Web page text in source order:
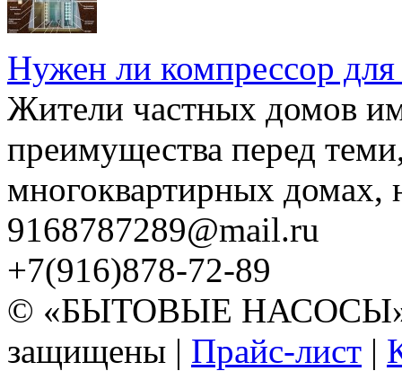
Нужен ли компрессор для
Жители частных домов
преимущества перед
многоквартирных домах,
9168787289@mail.ru
+7(916)878-72-89
© «БЫТОВЫЕ НАСОСЫ»
защищены | Прайс-лист |